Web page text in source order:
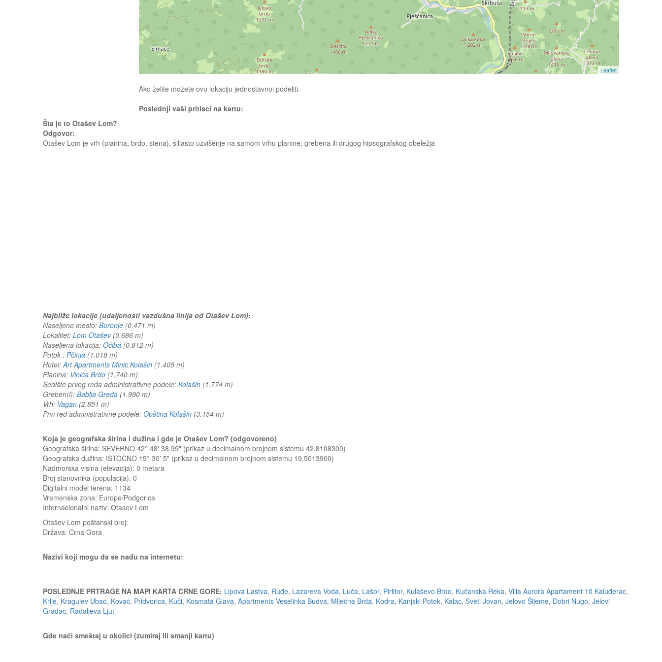
Leaflet
Ako želite možete ovu lokaciju jednostavnoi podeliti.
Poslednji vaši pritisci na kartu:
Šta je to Otašev Lom?
Odgovor:
Otašev Lom je vrh (planina, brdo, stena), šiljasto uzvišenje na samom vrhu planine, grebena ili drugog hipsografskog obeležja
Najbliže lokacije (udaljenosti vazdušna linija od Otašev Lom):
Naseljeno mesto: Buronje (0.471 m)
Lokalitet: Lom Otašev(0.686 m)
Naseljena lokacija: Očiba (0.812 m)
Potok : Pčinja (1.018 m)
Hotel:Art Apartments Minic Kolašin (1.405 m)
Planina: Vinića Brdo (1.740 m)
Sedište prvog reda administrativne podele: Kolašin (1.774 m)
Greben(i): Bablja Greda (1.990 m)
Vrh: Vagan (2.851 m)
Prvi red administrativne podele: Opština Kolašin (3.154 m)
Koja je geografska širina i dužina i gde je Otašev Lom? (odgovoreno)
Geografska širina: SEVERNO 42° 48' 38.99" (prikaz u decimalnom brojnom sistemu 42.8108300)
Geografska dužina: ISTOČNO 19° 30' 5" (prikaz u decimalnom brojnom sistemu 19.5013900)
Nadmorska visina (elevacija): 0 metara
Broj stanovnika (populacija): 0
Digitalni model terena: 1134
Vremenska zona: Europe/Podgorica
Internacionalni naziv: Otasev Lom
Otašev Lom poštanski broj:
Država: Crna Gora
Nazivi koji mogu da se nađu na internetu:
POSLEDNJE PRTRAGE NA MAPI KARTA CRNE GORE: Lipova Lastva, Ruđe, Lazareva Voda, Luča, Lašor, Pirlitor, Kulaševo Brdo, Kučanska Reka, Villa Aurora Apartament 10 Kaluđerac,
Krlje, Kragujev Ubao, Kovać, Pridvorica, Kuči, Kosmata Glava, Apartments Veselinka Budva, Mlječna Brda, Kodra, Kanjski Potok, Kalac, Sveti Jovan, Jelovo Šljeme, Dobri Nugo, Jelovi
Gradac, Radaljeva Ljut
Gde naći smeštaj u okolici (zumiraj ili smanji kartu)